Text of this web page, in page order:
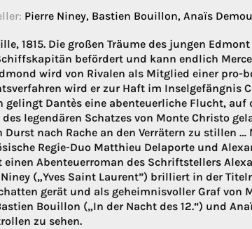
Pierre Niney, Bastien Bouillon, Anaïs
1815. Die großen Träume des jungen
befördert und kann endlich
wird von Rivalen als Mitglied einer pro-
wird er zur Haft im Inselgefängnis
gelingt Dantès eine abenteuerliche Flucht,
des legendären Schatzes von Monte Christo
Durst nach Rache an den Verrätern zu stillen
Regie-Duo Matthieu Delaporte und
einen Abenteuerroman des Schriftstellers
Niney („Yves Saint Laurent”) brilliert in der
gerät und als geheimnisvoller Graf von
Bouillon („In der Nacht des 12.“) und
zu sehen.